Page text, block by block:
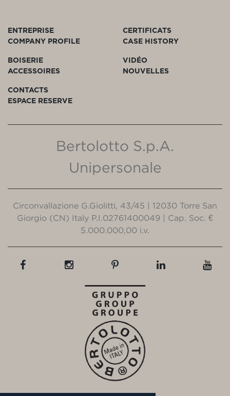
ENTREPRISE
COMPANY PROFILE
CERTIFICATS
CASE HISTORY
BOISERIE
ACCESSOIRES
VIDÉO
NOUVELLES
CONTACTS
ESPACE RESERVE
Bertolotto S.p.A.
Unipersonale
Circonvallazione G.Giolitti, 43/45 | 12030 Torre San
Giorgio (CN) Italy P.I.02761400049 | Cap. Soc. €
5.000.000,00 i.v.